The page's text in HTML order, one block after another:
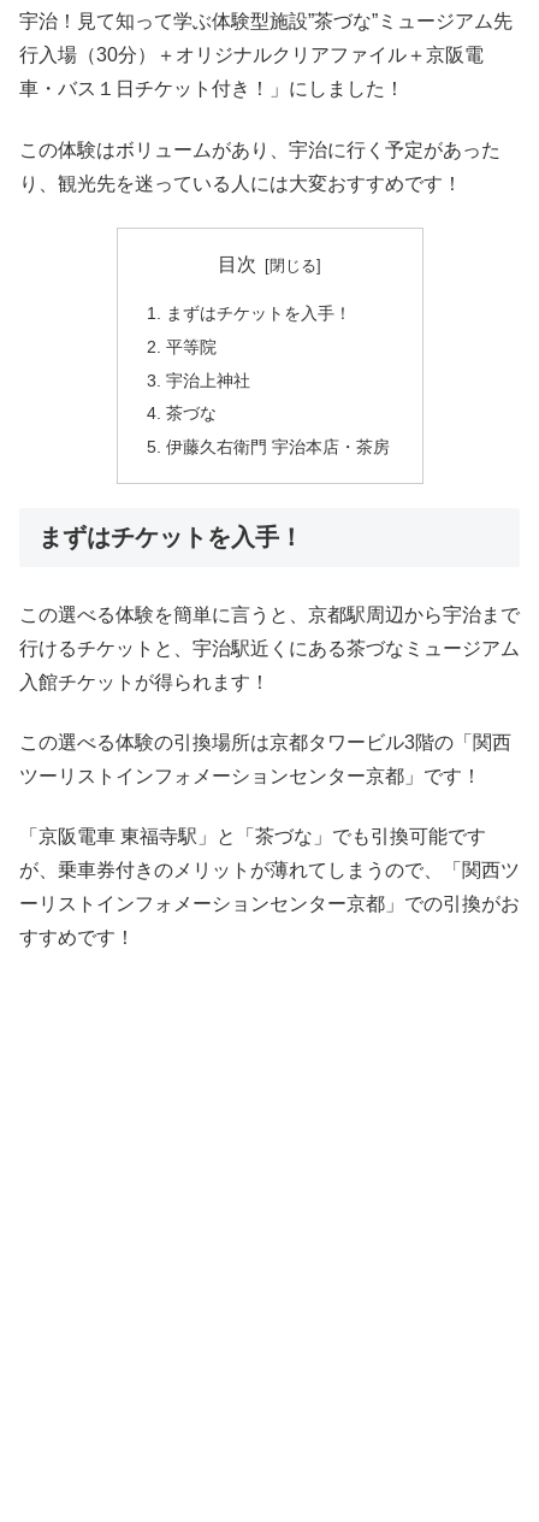
宇治！見て知って学ぶ体験型施設”茶づな”ミュージアム先
行入場（30分）＋オリジナルクリアファイル＋京阪電
車・バス１日チケット付き！」にしました！
この体験はボリュームがあり、宇治に行く予定があった
り、観光先を迷っている人には大変おすすめです！
目次
まずはチケットを入手！
平等院
宇治上神社
茶づな
伊藤久右衛門 宇治本店・茶房
まずはチケットを入手！
この選べる体験を簡単に言うと、京都駅周辺から宇治まで
行けるチケットと、宇治駅近くにある茶づなミュージアム
入館チケットが得られます！
この選べる体験の引換場所は京都タワービル3階の「関西
ツーリストインフォメーションセンター京都」です！
「京阪電車 東福寺駅」と「茶づな」でも引換可能です
が、乗車券付きのメリットが薄れてしまうので、「関西ツ
ーリストインフォメーションセンター京都」での引換がお
すすめです！